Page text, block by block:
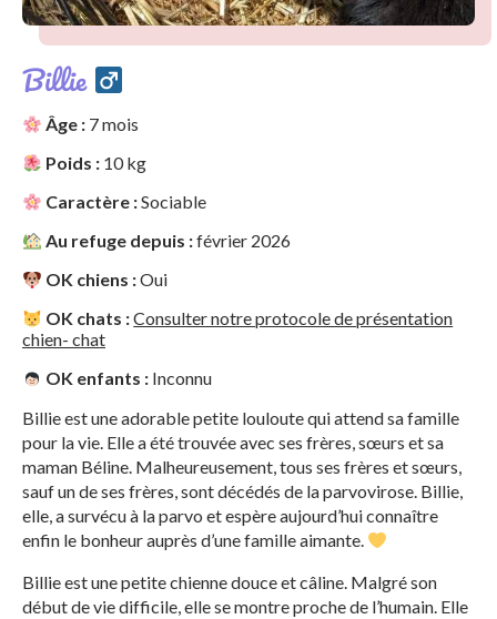
Billie
Âge : 7 mois
Poids : 10 kg
Caractère :Sociable
Au refuge depuis :février 2026
OK chiens :Oui
OK chats :Consulter notre protocole de présentation
chien- chat
OK enfants : Inconnu
Billie est une adorable petite louloute qui attend sa famille
pour la vie. Elle a été trouvée avec ses frères, sœurs et sa
maman Béline. Malheureusement, tous ses frères et sœurs,
sauf un de ses frères, sont décédés de la parvovirose. Billie,
elle, a survécu à la parvo et espère aujourd’hui connaître
enfin le bonheur auprès d’une famille aimante.
Billie est une petite chienne douce et câline. Malgré son
début de vie difficile, elle se montre proche de l’humain. Elle